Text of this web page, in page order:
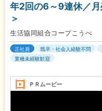
年2回の6～9連休／
＞
生活協同組合コープこうべ
正社員 既卒・社会人経験不問
業種未経験歓迎
ＰＲムービー